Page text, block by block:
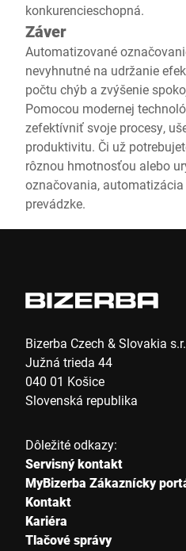
konkurencieschopná.
Záver
Automatizované
nevyhnutné na udržanie
počtu chýb a zvýšenie
Pomocou modernej
zefektívniť svoje procesy,
produktivitu. Či už
rôznou hmotnosťou alebo
označovania,
prevádzke.
Bizerba Czech & Slovakia
Južná trieda 44
040 01 Košice
Slovenská republika
Dôležité odkazy:
Servisný kontakt
MyBizerba Zákaznícky
Kontakt
Kariéra
Tlačové správy